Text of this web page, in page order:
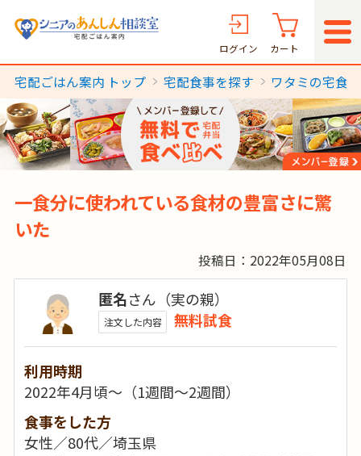
ログイン カート
宅配ごはん案内 トップ 宅配食事を探す ワタミの宅食
一食分に使われている食材の豊富さに驚
いた
投稿日：2022年05月08日
匿名さん（実の親）
注文した内容 無料試食
利用時期
2022年4月頃～（1週間～2週間）
食事をした方
女性／80代／埼玉県